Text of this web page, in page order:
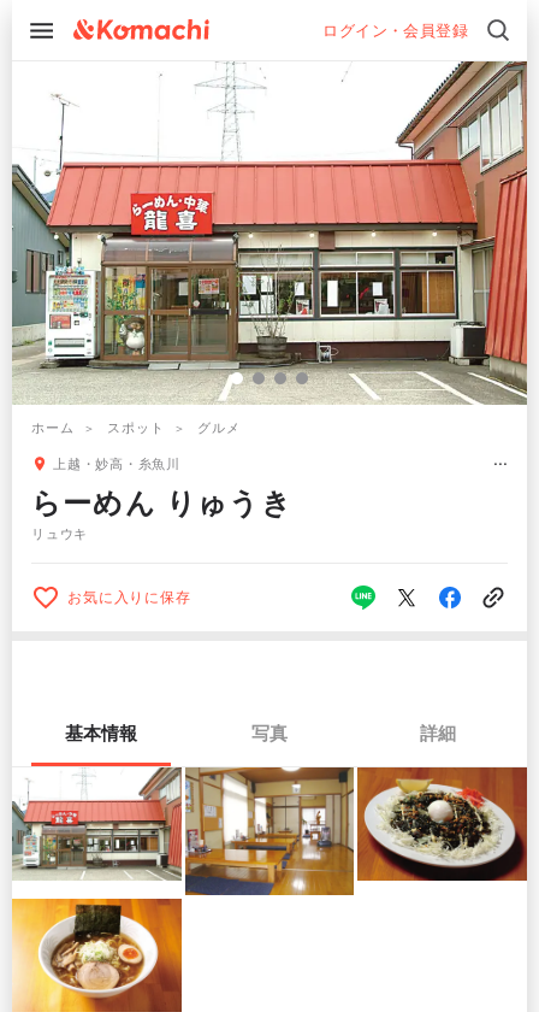
ログイン・会員登録
ホーム スポット グルメ
上越・妙高・糸魚川
らーめん りゅうき
リュウキ
お気に入りに保存
基本情報 写真 詳細